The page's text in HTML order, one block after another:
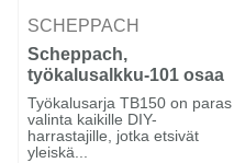
SCHEPPACH
Scheppach,
työkalusalkku-101 osaa
Työkalusarja TB150 on paras
valinta kaikille DIY-
harrastajille, jotka etsivät
yleiskä...